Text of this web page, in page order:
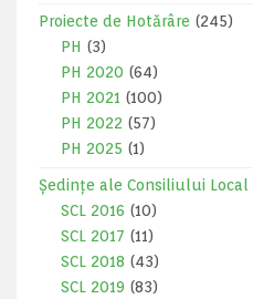
Proiecte de Hotărâre (245)
PH (3)
PH 2020 (64)
PH 2021 (100)
PH 2022 (57)
PH 2025 (1)
Ședințe ale Consiliului Local
SCL 2016 (10)
SCL 2017 (11)
SCL 2018 (43)
SCL 2019 (83)